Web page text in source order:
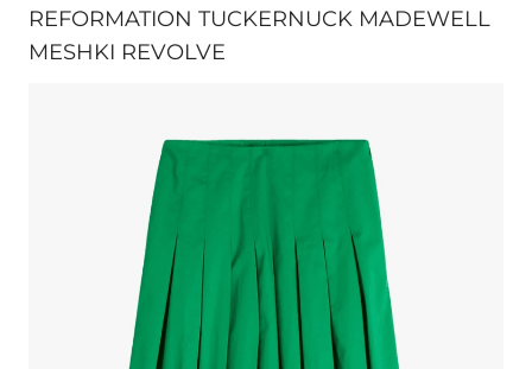
REFORMATION TUCKERNUCK MADEWELL
MESHKI REVOLVE